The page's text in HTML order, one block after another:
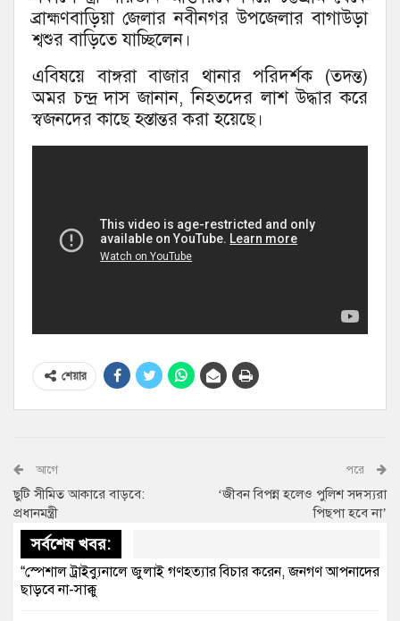
ব্রাহ্মণবাড়িয়া জেলার নবীনগর উপজেলার বাগাউড়া
শ্বশুর বাড়িতে যাচ্ছিলেন।
এবিষয়ে বাঙ্গরা বাজার থানার পরিদর্শক (তদন্ত)
অমর চন্দ্র দাস জানান, নিহতদের লাশ উদ্ধার করে
স্বজনদের কাছে হস্তান্তর করা হয়েছে।
শেয়ার
আগে
ছুটি সীমিত আকারে বাড়বে:
প্রধানমন্ত্রী
পরে
‘জীবন বিপন্ন হলেও পুলিশ সদস্যরা
পিছপা হবে না’
সর্বশেষ খবর:
“স্পেশাল ট্রাইব্যুনালে জুলাই গণহত্যার বিচার করেন, জনগণ আপনাদের
ছাড়বে না-সাক্কু